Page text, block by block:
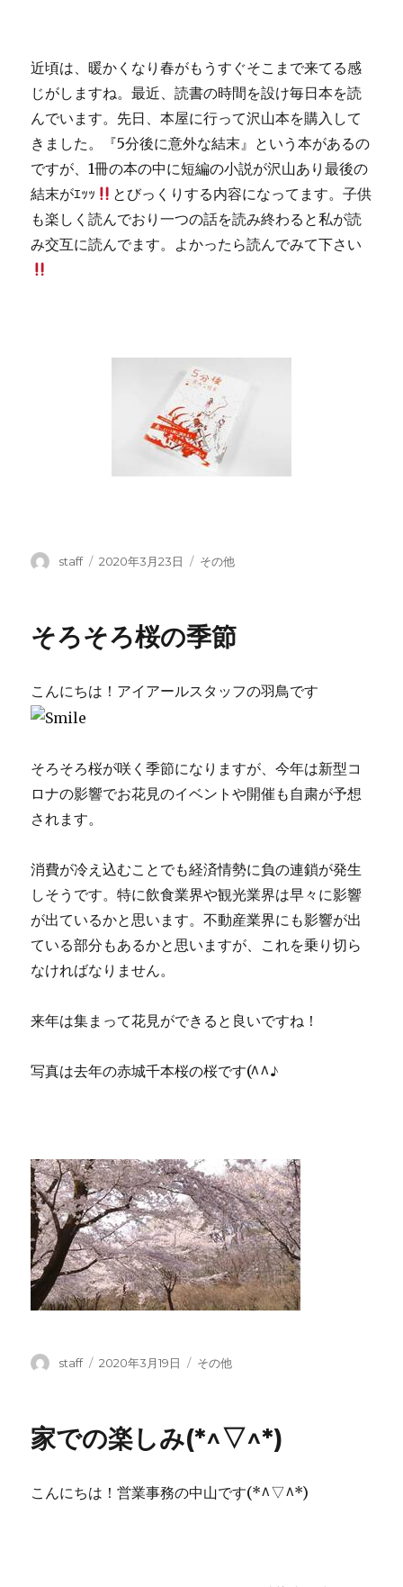
近頃は、暖かくなり春がもうすぐそこまで来てる感
じがしますね。最近、読書の時間を設け毎日本を読
んでいます。先日、本屋に行って沢山本を購入して
きました。『5分後に意外な結末』という本があるの
ですが、1冊の本の中に短編の小説が沢山あり最後の
結末がｴｯｯ
とびっくりする内容になってます。子供
も楽しく読んでおり一つの話を読み終わると私が読
み交互に読んでます。よかったら読んでみて下さい
投
staff
投
2020年3月23日
カ
ー
その他
そろそろ桜の季節
こんにちは！アイアールスタッフの羽鳥です
そろそろ桜が咲く季節になりますが、今年は新型コ
ロナの影響でお花見のイベントや開催も自粛が予想
されます。
消費が冷え込むことでも経済情勢に負の連鎖が発生
しそうです。特に飲食業界や観光業界は早々に影響
が出ているかと思います。不動産業界にも影響が出
ている部分もあるかと思いますが、これを乗り切ら
なければなりません。
来年は集まって花見ができると良いですね！
写真は去年の赤城千本桜の桜です(^^♪
投
staff
投
2020年3月19日
カ
ー
その他
家での楽しみ(*^▽^*)
こんにちは！営業事務の中山です(*^▽^*)